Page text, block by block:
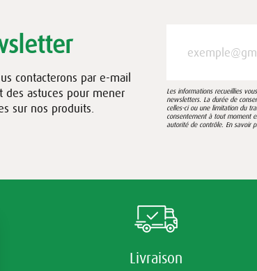
contacterons par e-mail
des astuces pour mener
sur nos produits.
Les informations recueillies
newsletters. La durée de
celles-ci ou une limitation du
consentement à tout moment
autorité de contrôle. En savoir
Livraison